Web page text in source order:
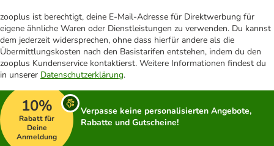
zooplus ist berechtigt, deine E-Mail-Adresse für Direktwerbung für
eigene ähnliche Waren oder Dienstleistungen zu verwenden. Du kannst
dem jederzeit widersprechen, ohne dass hierfür andere als die
Übermittlungskosten nach den Basistarifen entstehen, indem du den
zooplus Kundenservice kontaktierst. Weitere Informationen findest du
in unserer Datenschutzerklärung.
10%
Rabatt für
Deine
Anmeldung
Verpasse keine personalisierten Angebote,
Rabatte und Gutscheine!